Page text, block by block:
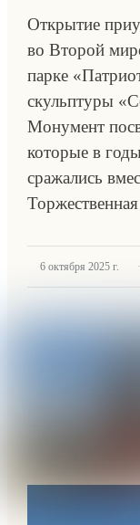
Открытие
во Второй
парке
скульптуры
Монумент
которые в
сражались
6 октября 2025 г. ·